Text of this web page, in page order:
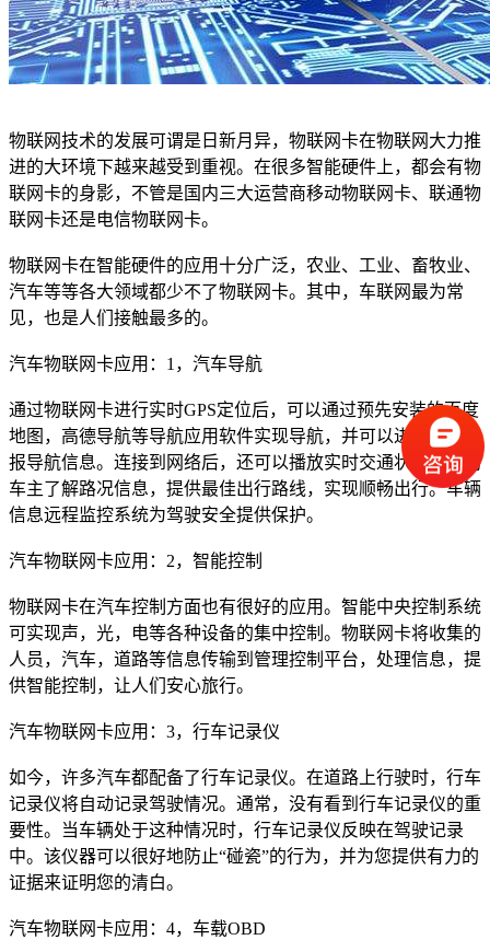
物联网技术的发展可谓是日新月异，物联网卡在物联网大力推
进的大环境下越来越受到重视。在很多智能硬件上，都会有物
联网卡的身影，不管是国内三大运营商移动物联网卡、联通物
联网卡还是电信物联网卡。
物联网卡在智能硬件的应用十分广泛，农业、工业、畜牧业、
汽车等等各大领域都少不了物联网卡。其中，车联网最为常
见，也是人们接触最多的。
汽车物联网卡应用：1，汽车导航
通过物联网卡进行实时GPS定位后，可以通过预先安装的百度
地图，高德导航等导航应用软件实现导航，并可以进行语音播
报导航信息。连接到网络后，还可以播放实时交通状况，帮助
车主了解路况信息，提供最佳出行路线，实现顺畅出行。车辆
信息远程监控系统为驾驶安全提供保护。
汽车物联网卡应用：2，智能控制
物联网卡在汽车控制方面也有很好的应用。智能中央控制系统
可实现声，光，电等各种设备的集中控制。物联网卡将收集的
人员，汽车，道路等信息传输到管理控制平台，处理信息，提
供智能控制，让人们安心旅行。
汽车物联网卡应用：3，行车记录仪
如今，许多汽车都配备了行车记录仪。在道路上行驶时，行车
记录仪将自动记录驾驶情况。通常，没有看到行车记录仪的重
要性。当车辆处于这种情况时，行车记录仪反映在驾驶记录
中。该仪器可以很好地防止“碰瓷”的行为，并为您提供有力的
证据来证明您的清白。
汽车物联网卡应用：4，车载OBD